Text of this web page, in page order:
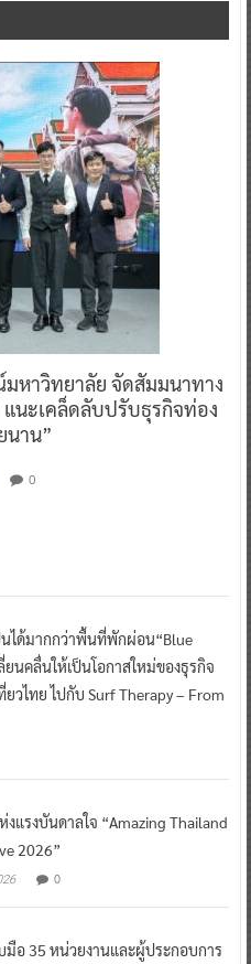
หาวิทยาลัย จัดสัมมนาทาง
แนะเคล็ดลับปรับธุรกิจท่อง
นาน”
0
นได้มากกว่าพื้นที่พักผ่อน“Blue
ยนคลื่นให้เป็นโอกาสใหม่ของธุรกิจ
ยวไทย ไปกับ Surf Therapy – From
งแรงบันดาลใจ “Amazing Thailand
2026”
0
อ 35 หน่วยงานและผู้ประกอบการ